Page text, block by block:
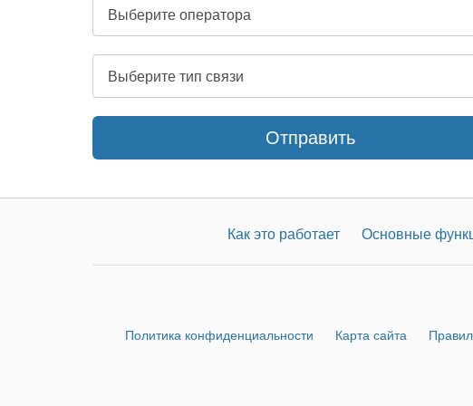
Отправить
Как это работает Основные
Политика конфиденциальности Карта сайта